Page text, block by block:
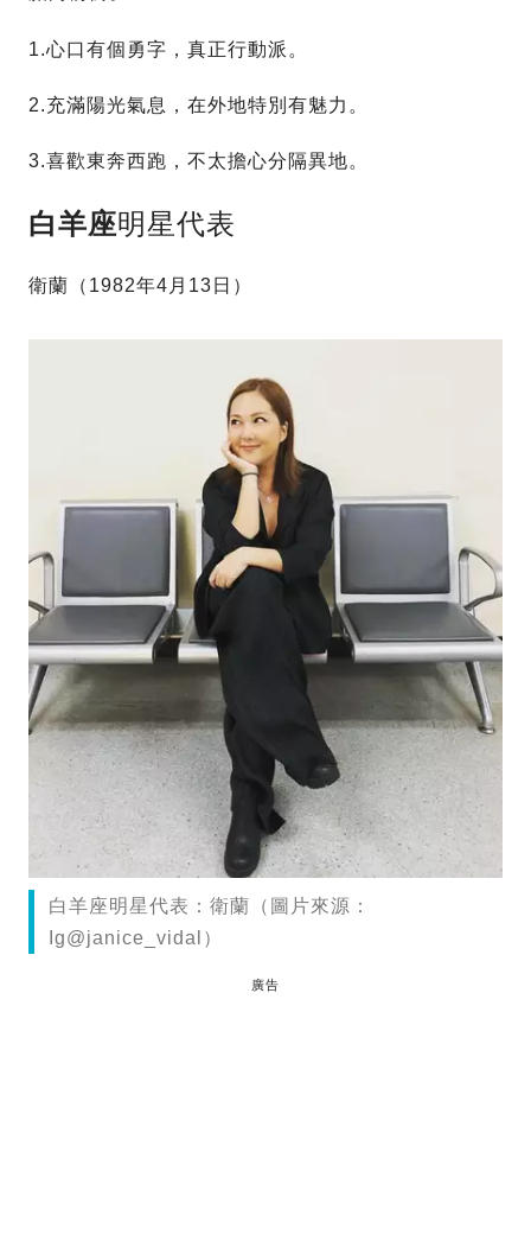
1.心口有個勇字，真正行動派。
2.充滿陽光氣息，在外地特別有魅力。
3.喜歡東奔西跑，不太擔心分隔異地。
白羊座明星代表
衛蘭（1982年4月13日）
白羊座明星代表：衛蘭（圖片來源：
Ig@janice_vidal）
廣告